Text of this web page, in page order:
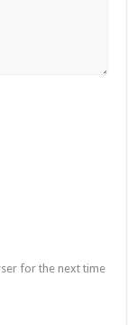
for the next time